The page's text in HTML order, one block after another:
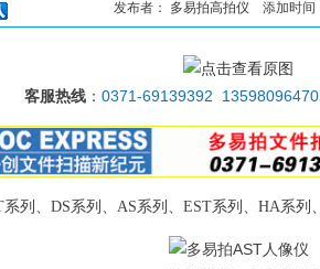
发布者： 多易拍高拍仪 添加时间
客服热线： 0371-69139392 13598096470
列、DS系列、AS系列、EST系列、HA系列